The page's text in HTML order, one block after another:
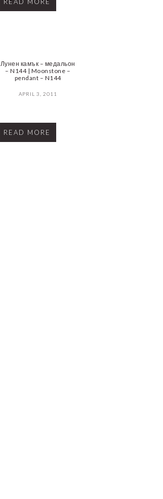
Лунен камък – медальон
– N144 | Moonstone –
pendant – N144
APRIL 3, 2011
READ MORE